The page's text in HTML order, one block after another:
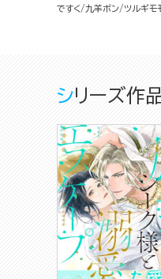
ですく
九羊ボン ツルギモ
シリーズ作